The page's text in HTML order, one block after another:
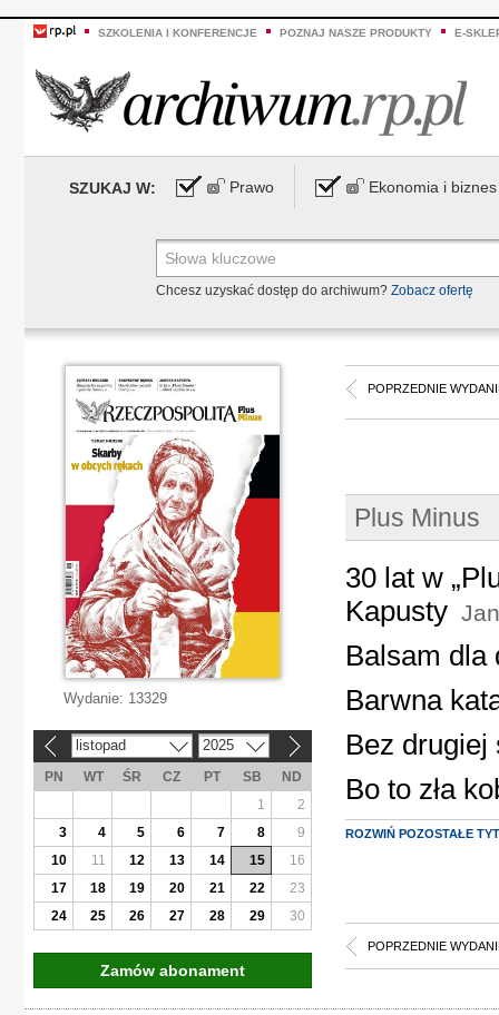
SZKOLENIA I KONFERENCJE POZNAJ NASZE PRODUKTY E-
SZUKAJ W: Prawo Ekonomia i biznes
Chcesz uzyskać dostęp do archiwum? Zobacz ofertę
POPRZEDNIE
Plus Minus
30 lat w
Kapusty
Balsam dla
Barwna
Bez drugiej
Bo to zła
ROZWIŃ POZOSTAŁE
POPRZEDNIE
Wydanie: 13329
listopad 2025
PN WT ŚR CZ PT SB
ND
1
2
3
4 5 6 7 8
9
10
11 12 13 14 15
16
17
18 19 20 21 22
23
24
25 26 27 28 29 30
Zamów abonament